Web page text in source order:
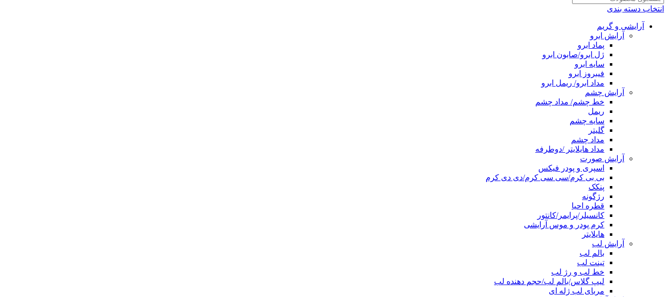
انتخاب دسته بندی
آرایشی و گریم
آرایش ابرو
پماد ابرو
ژل ابرو/صابون ابرو
سایه ابرو
فیبروز ابرو
مداد ابرو/ ریمل ابرو
آرایش چشم
خط چشم/ مداد چشم
ریمل
سایه چشم
گلیتر
مداد چشم
مداد هایلایتر /دوطرفه
آرایش صورت
اسپری و پودر فیکس
بی بی کرم/سی سی کرم/دی دی کرم
پنکک
رژگونه
قطره احیا
کانسیلر/پرایمر/کانتور
کرم پودر و موس آرایشی
هایلایتر
آرایش لب
بالم لب
تینت لب
خط لب و رژ لب
لیپ گلاس/بالم لب/حجم دهنده لب
مربای لب ژله ای